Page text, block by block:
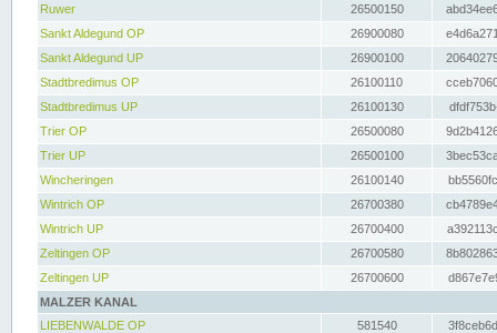
Ruwer
26500150
Sankt Aldegund OP
26900080
Sankt Aldegund UP
26900100
Stadtbredimus OP
26100110
Stadtbredimus UP
26100130
Trier OP
26500080
Trier UP
26500100
Wincheringen
26100140
Wintrich OP
26700380
Wintrich UP
26700400
Zeltingen OP
26700580
Zeltingen UP
26700600
MALZER KANAL
LIEBENWALDE OP
581540